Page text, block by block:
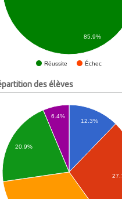
Réussite Échec
85.9%
des élèves
12.3%
6.4%
20.9%